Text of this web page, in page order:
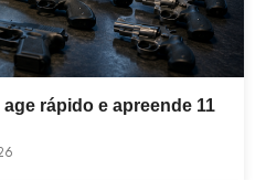
rápido e apreende 11